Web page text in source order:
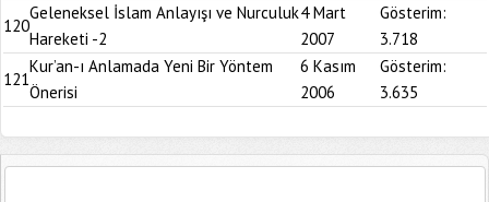
120
Geleneksel İslam Anlayışı ve Nurculuk
Hareketi -2
4 Mart
2007
Gösterim:
3.718
121
Kur’an-ı Anlamada Yeni Bir Yöntem
Önerisi
6 Kasım
2006
Gösterim:
3.635